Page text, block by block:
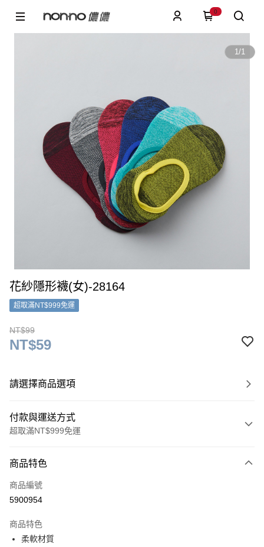
0
1/1
花紗隱形襪(女)-28164
超取滿NT$999免運
NT$99
NT$59
請選擇商品選項
付款與運送方式
超取滿NT$999免運
信用卡一次付款
超商取貨付款
Apple Pay
商品特色
商品編號
5900954
商品特色
柔軟材質